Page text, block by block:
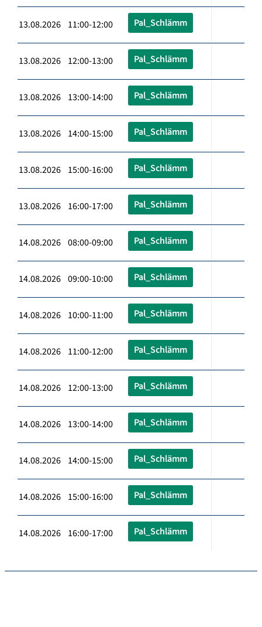
13.08.2026 11:00-12:00 Pal_Schlämm
13.08.2026 12:00-13:00 Pal_Schlämm
13.08.2026 13:00-14:00 Pal_Schlämm
13.08.2026 14:00-15:00 Pal_Schlämm
13.08.2026 15:00-16:00 Pal_Schlämm
13.08.2026 16:00-17:00 Pal_Schlämm
14.08.2026 08:00-09:00 Pal_Schlämm
14.08.2026 09:00-10:00 Pal_Schlämm
14.08.2026 10:00-11:00 Pal_Schlämm
14.08.2026 11:00-12:00 Pal_Schlämm
14.08.2026 12:00-13:00 Pal_Schlämm
14.08.2026 13:00-14:00 Pal_Schlämm
14.08.2026 14:00-15:00 Pal_Schlämm
14.08.2026 15:00-16:00 Pal_Schlämm
14.08.2026 16:00-17:00 Pal_Schlämm